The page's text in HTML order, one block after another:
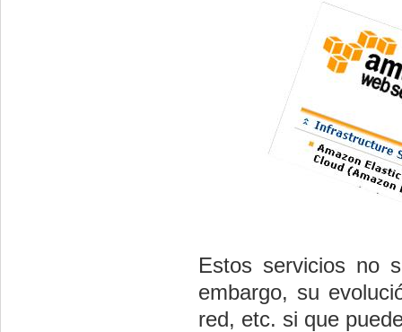
Estos servicios no
embargo, su
red, etc. si que